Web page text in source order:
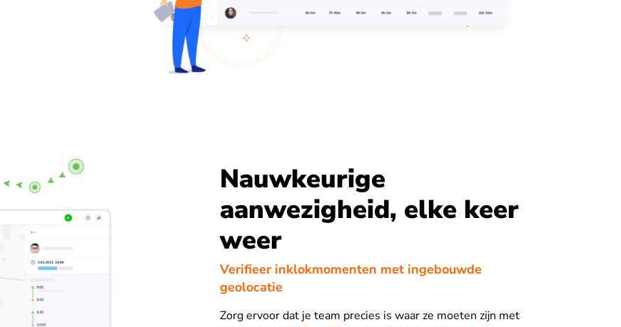
Nauwkeurige
aanwezigheid, elke keer
weer
Verifieer inklokmomenten met ingebouwde
geolocatie
Zorg ervoor dat je team precies is waar ze moeten zijn met